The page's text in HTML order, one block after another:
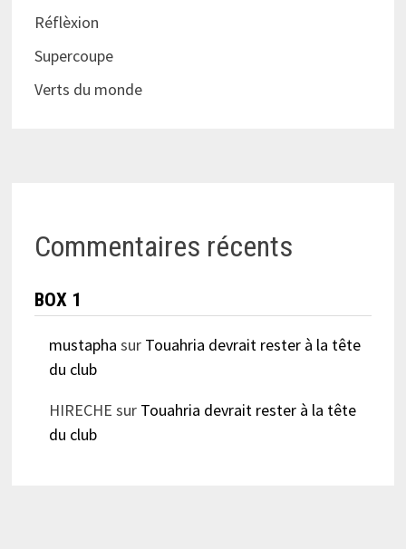
Réflèxion
Supercoupe
Verts du monde
Commentaires récents
BOX 1
mustapha sur Touahria devrait rester à la tête
du club
HIRECHE sur Touahria devrait rester à la tête
du club